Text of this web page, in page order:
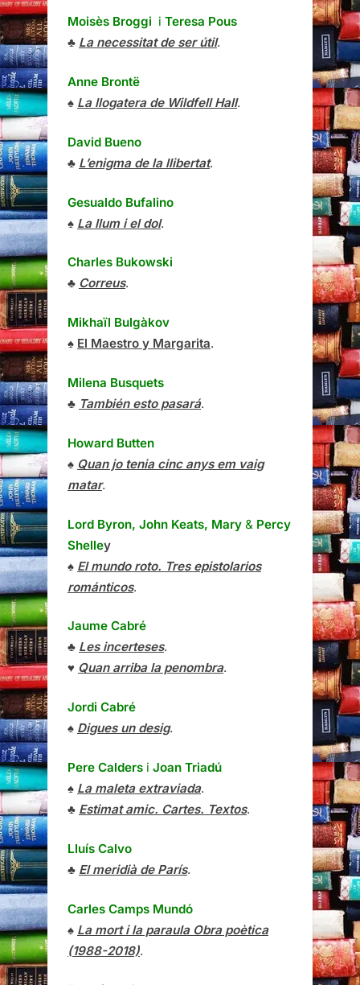
Moisès Broggi i Teresa Pous
♣ La necessitat de ser útil.
Anne Brontë
♠ La llogatera de Wildfell Hall.
David Bueno
♣ L’enigma de la llibertat.
Gesualdo Bufalino
♠ La llum i el dol.
Charles Bukowski
♣ Correus.
Mikhaïl Bulgàkov
♠ El Maestro y Margarita.
Milena Busquets
♣ También esto pasará.
Howard Butten
♠ Quan jo tenia cinc anys em vaig
matar.
Lord Byron, John Keats, Mary & Percy
Shelley
♠ El mundo roto. Tres epistolarios
románticos.
Jaume Cabré
♣ Les incerteses.
♥ Quan arriba la penombra.
Jordi Cabré
♠ Digues un desig.
Pere Calders i Joan Triadú
♠ La maleta extraviada.
♣ Estimat amic. Cartes. Textos.
Lluís Calvo
♣ El meridià de París.
Carles Camps Mundó
♠ La mort i la paraula Obra poètica
(1988-2018).